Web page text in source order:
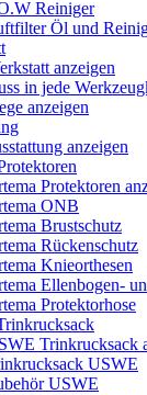
Reiniger
Öl und
anzeigen
in jede
anzeigen
anzeigen
Protektoren
ONB
Brustschutz
Rückenschutz
Knieorthesen
Ellenbogen-
Protektorhose
Trinkrucksack
USWE
USWE